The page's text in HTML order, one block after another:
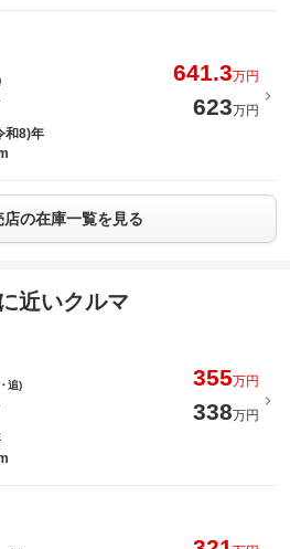
641.3万円
623万円
和8)年
店の在庫一覧を見る
近いクルマ
追)
355万円
338万円